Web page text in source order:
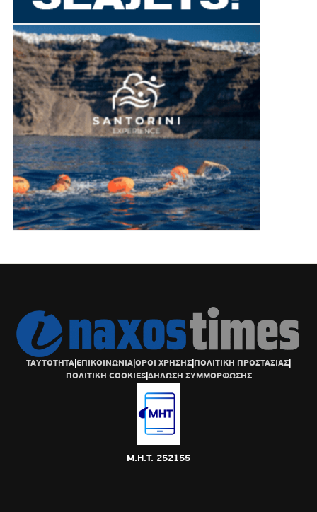
ΤΑΥΤΟΤΗΤΑ|ΕΠΙΚΟΙΝΩΝΙΑ|ΟΡΟΙ ΧΡΗΣΗΣ|ΠΟΛΙΤΙΚΗ ΠΡΟΣΤΑΣΙΑΣ|
ΠΟΛΙΤΙΚΗ COOKIES|ΔΗΛΩΣΗ ΣΥΜΜΟΡΦΩΣΗΣ
Μ.Η.Τ. 252155